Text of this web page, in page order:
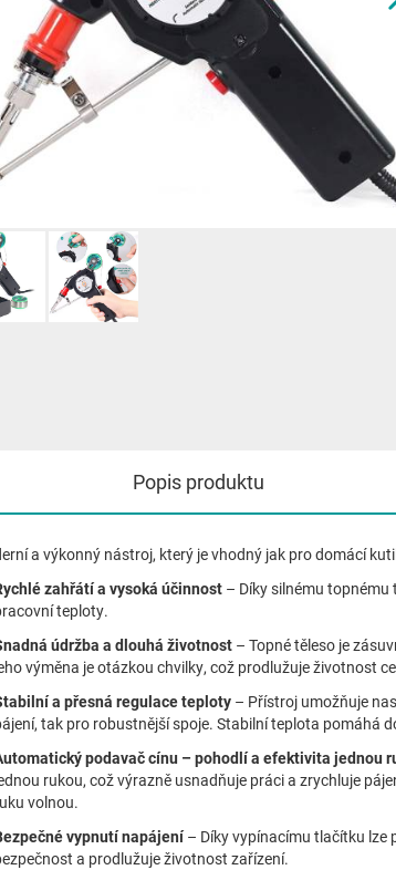
Popis produktu
a výkonný nástroj, který je vhodný jak pro domácí
zahřátí a vysoká účinnost – Díky silnému topnému
teploty.
údržba a dlouhá životnost – Topné těleso je
výměna je otázkou chvilky, což prodlužuje životnost
a přesná regulace teploty – Přístroj umožňuje
tak pro robustnější spoje. Stabilní teplota pomáhá
podavač cínu – pohodlí a efektivita jednou
rukou, což výrazně usnadňuje práci a zrychluje
volnou.
vypnutí napájení– Díky vypínacímu tlačítku lze
a prodlužuje životnost zařízení.